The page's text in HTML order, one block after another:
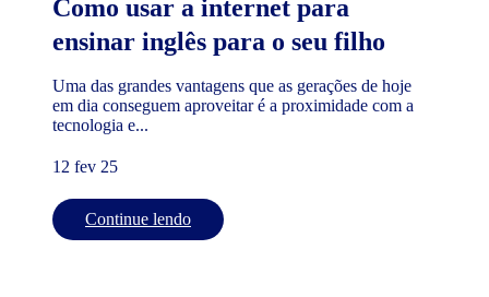
Como usar a internet para
ensinar inglês para o seu filho
Uma das grandes vantagens que as gerações de hoje
em dia conseguem aproveitar é a proximidade com a
tecnologia e...
12 fev 25
Continue lendo